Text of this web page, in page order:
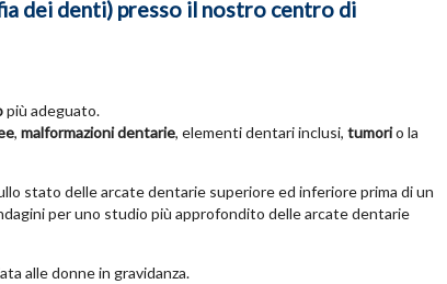
dei denti) presso il nostro centro di
più adeguato.
, malformazioni dentarie, elementi dentari inclusi, tumorio la
stato delle arcate dentarie superiore ed inferiore prima di un
per uno studio più approfondito delle arcate dentarie
alle donne in gravidanza.